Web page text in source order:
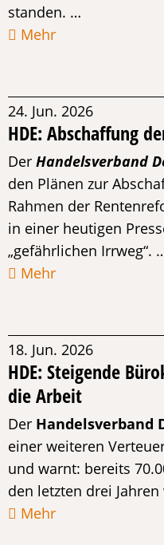
standen. …
Mehr
24. Jun. 2026
HDE: Abschaffung
Der Handelsverband
den Plänen zur
Rahmen der
in einer heutigen
„gefährlichen Irrweg“.
Mehr
18. Jun. 2026
HDE: Steigende
die Arbeit
Der Handelsverband
einer weiteren
und warnt: bereits
den letzten drei
Mehr